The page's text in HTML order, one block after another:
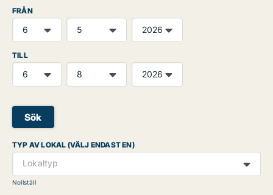
FRÅN
TILL
Sök
TYP AV LOKAL (VÄLJ ENDAST EN)
Lokaltyp
Nollställ